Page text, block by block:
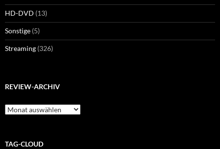
HD-DVD (13)
Sonstige (5)
Streaming (326)
REVIEW-ARCHIV
Review-
Archiv
TAG-CLOUD